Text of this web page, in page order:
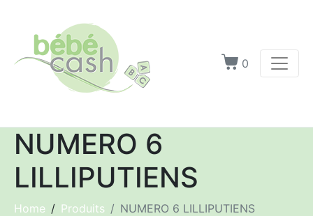
0
NUMERO 6
LILLIPUTIENS
Home Produits NUMERO 6 LILLIPUTIENS